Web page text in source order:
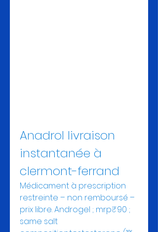
Anadrol livraison
instantanée à
clermont-ferrand
Médicament à prescription
restreinte – non remboursé –
prix libre. Androgel ; mrp₹90 ;
same salt